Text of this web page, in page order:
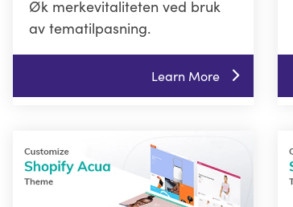
Øk merkevitaliteten ved bruk
av tematilpasning.
Learn More